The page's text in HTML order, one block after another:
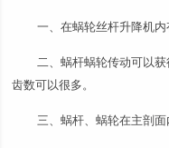
一、在蜗轮丝杆升降机内
二、蜗杆蜗轮传动可以
齿数可以很多。
三、蜗杆、蜗轮在主剖面